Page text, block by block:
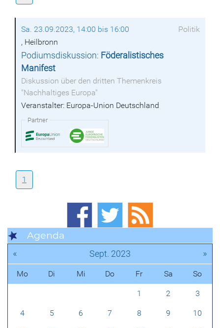
Sa. 23.09.2023, 14:00 bis 16:00
Politik
, Heilbronn
Podiumsdiskussion: Föderalistisches
Manifest
Diskussion über den dritten Themenkreis
"Nachhaltiges Europa"
Veranstalter: Europa-Union Deutschland
Partner
1
Agenda
« Sept. 2023 »
Mo Di Mi Do Fr Sa So
1 2 3
4 5 6 7 8 9 10